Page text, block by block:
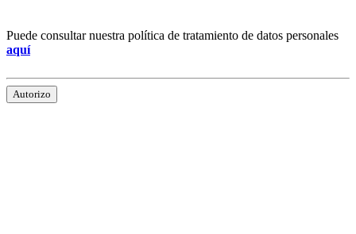
Puede consultar nuestra política de tratamiento de datos personales
aquí
Autorizo